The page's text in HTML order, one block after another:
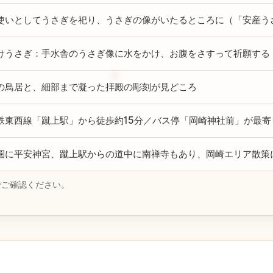
いとしてうさぎを祀り、うさぎの像がいたるところに（「安産
うさぎ：手水舎のうさぎ像に水をかけ、お腹をさすって祈願する
鳥居と、細部まで凝った拝殿の彫刻が見どころ
東西線「蹴上駅」から徒歩約15分／バス停「岡崎神社前」が最
に平安神宮、蹴上駅からの道中に南禅寺もあり、岡崎エリア散
確認ください。